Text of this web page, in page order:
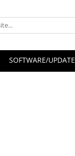
SOFTWARE/UPDATE